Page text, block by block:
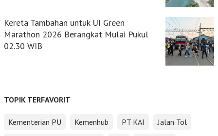
Kereta Tambahan untuk UI Green
Marathon 2026 Berangkat Mulai Pukul
02.30 WIB
TOPIK TERFAVORIT
Kementerian PU Kemenhub PT KAI
Jalan Tol